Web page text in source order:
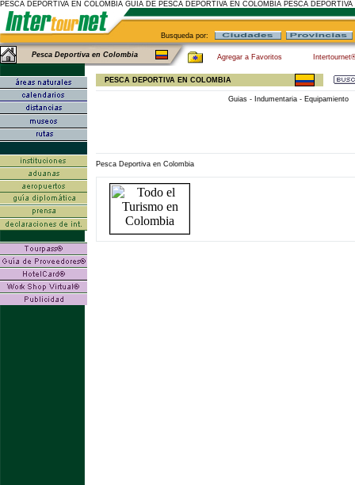
PESCA DEPORTIVA EN COLOMBIA GUIA DE PESCA DEPORTIVA EN COLOMBIA PESCA DEPORTIVA
Busqueda por:
Pesca Deportiva en Colombia Agregar a Favoritos
PESCA DEPORTIVA EN COLOMBIA
Guias - Indumentaria - Equipamiento
Pesca Deportiva en Colombia